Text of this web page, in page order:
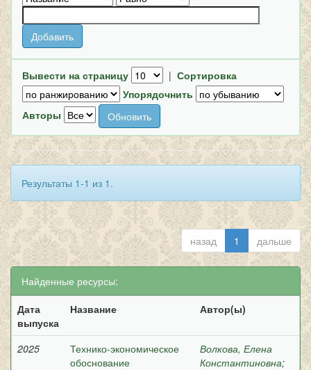
Вывести на страницу | Сортировка
Упорядочнить
Авторы
Результаты 1-1 из 1.
назад 1 дальше
Найденные ресурсы:
Дата
выпуска
Название Автор(ы)
2025
Технико-экономическое
обоснование
Волкова, Елена
Константиновна;